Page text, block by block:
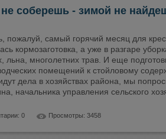
соберешь - зимой не
пожалуй, самый горячий месяц для
кормозаготовка, а уже в разгаре
льна, многолетних трав. И еще
помещений к стойловому
дела в хозяйствах района, мы
начальника управления сельского
0 Просмотры: 3458